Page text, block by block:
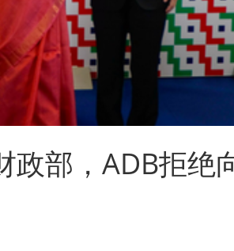
政部，ADB拒绝